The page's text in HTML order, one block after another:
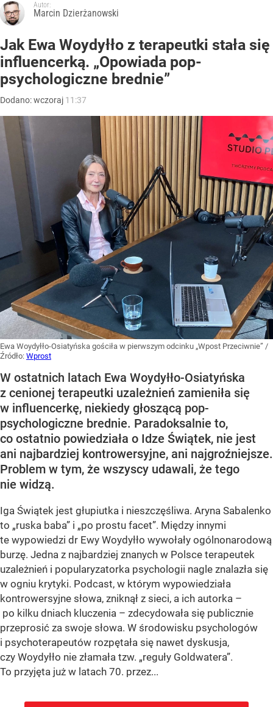
Autor:
Marcin Dzierżanowski
Jak Ewa Woydyłło z terapeutki stała się
influencerką. „Opowiada pop-
psychologiczne brednie”
Dodano:wczoraj 11:37
Ewa Woydyłło-Osiatyńska gościła w pierwszym odcinku „Wpost Przeciwnie” /
Źródło: Wprost
W ostatnich latach Ewa Woydyłło-Osiatyńska
z cenionej terapeutki uzależnień zamieniła się
w influencerkę, niekiedy głoszącą pop-
psychologiczne brednie. Paradoksalnie to,
co ostatnio powiedziała o Idze Świątek, nie jest
ani najbardziej kontrowersyjne, ani najgroźniejsze.
Problem w tym, że wszyscy udawali, że tego
nie widzą.
Iga Świątek jest głupiutka i nieszczęśliwa. Aryna Sabalenko
to „ruska baba” i „po prostu facet”. Między innymi
te wypowiedzi dr Ewy Woydyłło wywołały ogólnonarodową
burzę. Jedna z najbardziej znanych w Polsce terapeutek
uzależnień i popularyzatorka psychologii nagle znalazła się
w ogniu krytyki. Podcast, w którym wypowiedziała
kontrowersyjne słowa, zniknął z sieci, a ich autorka –
po kilku dniach kluczenia – zdecydowała się publicznie
przeprosić za swoje słowa. W środowisku psychologów
i psychoterapeutów rozpętała się nawet dyskusja,
czy Woydyłło nie złamała tzw. „reguły Goldwatera”.
To przyjęta już w latach 70. przez...